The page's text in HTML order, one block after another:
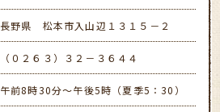
長野県 松本市入山辺１３１５－２
（０２６３）３２－３６４４
午前8時30分～午後5時（夏季5：30）